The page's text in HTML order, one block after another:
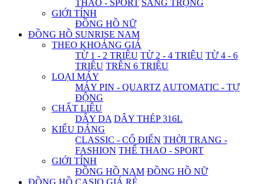
THAO - SPORT SANG TRỌNG
GIỚI TÍNH
ĐỒNG HỒ NỮ
ĐỒNG HỒ SUNRISE NAM
THEO KHOẢNG GIÁ
TỪ 1 - 2 TRIỆU TỪ 2 - 4 TRIỆU TỪ 4 - 6
TRIỆU TRÊN 6 TRIỆU
LOẠI MÁY
MÁY PIN - QUARTZ AUTOMATIC - TỰ
ĐỘNG
CHẤT LIỆU
DÂY DA DÂY THÉP 316L
KIỂU DÁNG
CLASSIC - CỔ ĐIỂN THỜI TRANG -
FASHION THỂ THAO - SPORT
GIỚI TÍNH
ĐỒNG HỒ NAM ĐỒNG HỒ NỮ
ĐỒNG HỒ CASIO GIÁ RẺ